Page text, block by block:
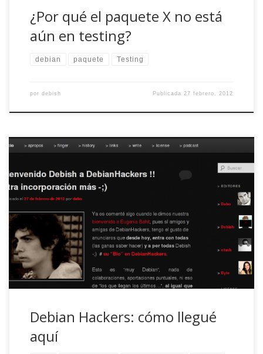
¿Por qué el paquete X no está
aún en testing?
debian paquete Testing
por debish Publicada27 febrero, 2012
Una tarde cualquiera recibo un mail de Dabo con un
porrón de analogías. De ninjas y katanas iba la cosa. «A
Dabo se le ha ido la pinza del todo», pensé (y más
después del último podcast de año nuevo). Pero no,
resulta que el tío es original hasta […]
Debian Hackers: cómo llegué
aquí